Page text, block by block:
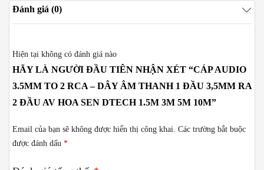
Đánh giá (0)
Hiện tại không có đánh giá nào
HÃY LÀ NGƯỜI ĐẦU TIÊN NHẬN XÉT “CÁP AUDIO
3.5MM TO 2 RCA – DÂY ÂM THANH 1 ĐẦU 3,5MM RA
2 ĐẦU AV HOA SEN DTECH 1.5M 3M 5M 10M”
Email của bạn sẽ không được hiển thị công khai. Các trường bắt buộc
được đánh dấu *